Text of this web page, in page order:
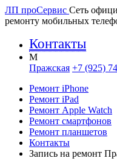
ЛП проСервис Сеть
ремонту мобильных
Контакты
M
Пражская +7 (925)
Ремонт iPhone
Ремонт iPad
Ремонт Apple Watch
Ремонт смартфонов
Ремонт планшетов
Контакты
Запись на ремонт